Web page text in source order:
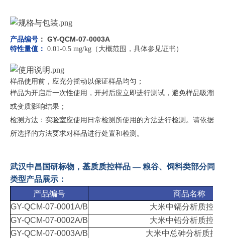
产品编号 ： GY-QCM-07-0003A
特性量值： 0.01-0.5 mg/kg （大概范围，具体参见证书）
样品使用前，应充分摇动以保证样品均匀；
样品为开启后一次性使用，开封后应立即进行测试，避免样品吸潮
或变质影响结果；
检测方法：实验室应使用日常检测所使用的方法进行检测。请依据
所选择的方法要求对样品进行处置和检测。
武汉中昌国研标物，基质质控样品 — 粮谷、饲料类部分同
类型产品展示：
产品编号
商品名称
GY-QCM-07-0001A/B
大米中镉分析质控样
GY-QCM-07-0002A/B
大米中铅分析质控样
GY-QCM-07-0003A/B
大米中总砷分析质控